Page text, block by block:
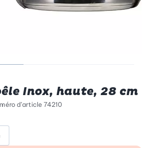
Inox, haute, 28 cm
d’article 74210